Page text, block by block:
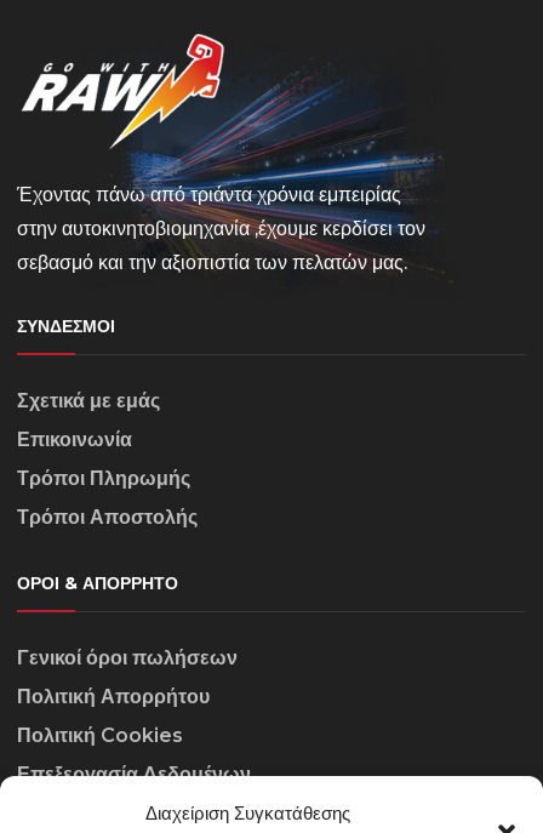
Διαχείριση Συγκατάθεσης
Έχοντας πάνω από τριάντα χρόνια εμπειρίας
στην αυτοκινητοβιομηχανία ,έχουμε κερδίσει τον
σεβασμό και την αξιοπιστία των πελατών μας.
ΣΎΝΔΕΣΜΟΙ
Σχετικά με εμάς
Επικοινωνία
Τρόποι Πληρωμής
Τρόποι Αποστολής
ΌΡΟΙ & ΑΠΌΡΡΗΤΟ
Γενικοί όροι πωλήσεων
Πολιτική Απορρήτου
Πολιτική Cookies
Επεξεργασία Δεδομένων